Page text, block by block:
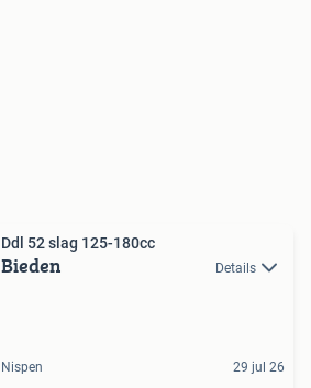
Ddl 52 slag 125-180cc
Bieden Details
Nispen 29 jul 26